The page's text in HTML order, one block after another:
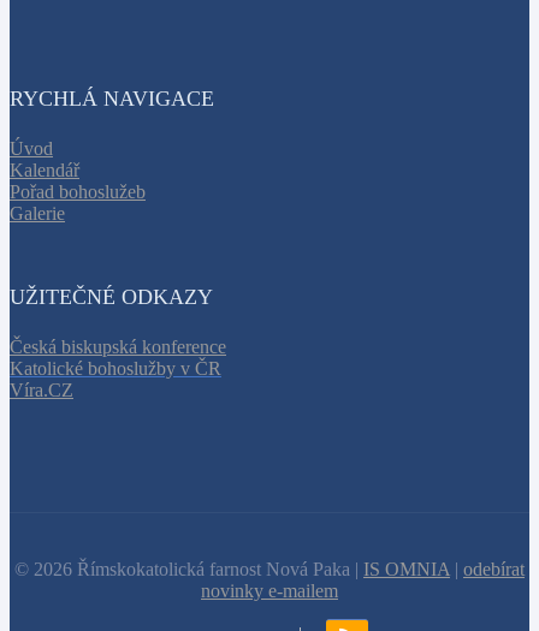
RYCHLÁ NAVIGACE
Úvod
Kalendář
Pořad bohoslužeb
Galerie
UŽITEČNÉ ODKAZY
Česká biskupská konference
Katolické bohoslužby v ČR
Víra.CZ
© 2026 Římskokatolická farnost Nová Paka | IS OMNIA | odebírat
novinky e-mailem